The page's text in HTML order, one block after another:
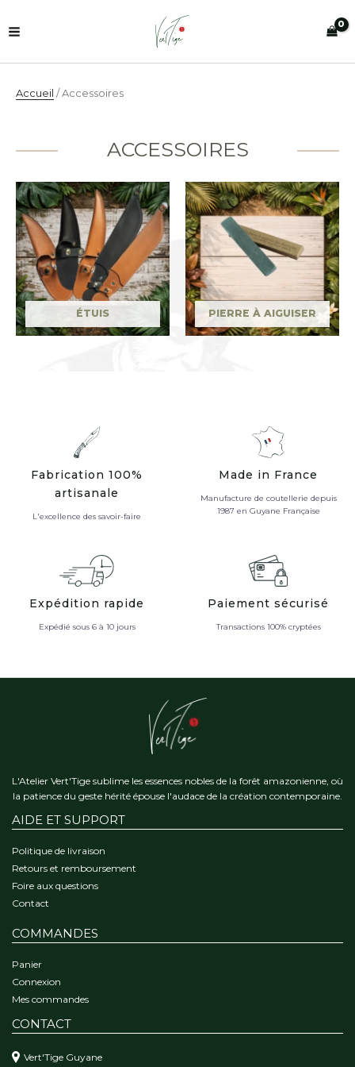
au
Accueil / Accessoires
ACCESSOIRES
ÉTUIS PIERRE À AIGUISER
Fabrication 100%
artisanale
L'excellence des savoir-faire
Made in France
Manufacture de coutellerie depuis
1987 en Guyane Française
Expédition rapide
Expédié sous 6 à 10 jours
Paiement sécurisé
Transactions 100% cryptées
L'Atelier Vert'Tige sublime les essences nobles de la forêt amazonienne, où
la patience du geste hérité épouse l'audace de la création contemporaine.
AIDE ET SUPPORT
Politique de livraison
Retours et remboursement
Foire aux questions
Contact
COMMANDES
Panier
Connexion
Mes commandes
CONTACT
Vert'Tige Guyane